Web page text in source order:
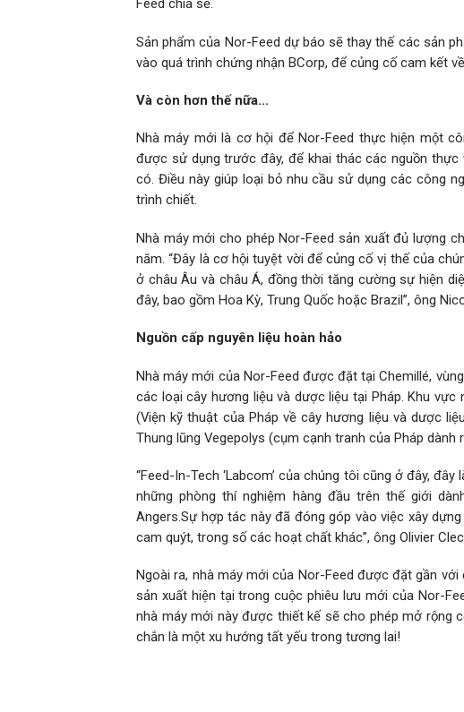
Feed chia sẻ.
Sản phẩm của Nor-Feed dự báo sẽ thay thế các sản
vào quá trình chứng nhận BCorp, để củng cố cam kết
Và còn hơn thế nữa…
Nhà máy mới là cơ hội để Nor-Feed thực hiện một
được sử dụng trước đây, để khai thác các nguồn
có. Điều này giúp loại bỏ nhu cầu sử dụng các công
trình chiết.
Nhà máy mới cho phép Nor-Feed sản xuất đủ lượng
năm. “Đây là cơ hội tuyệt vời để củng cố vị thế của
ở châu Âu và châu Á, đồng thời tăng cường sự hiện
đây, bao gồm Hoa Kỳ, Trung Quốc hoặc Brazil”, ông
Nguồn cấp nguyên liệu hoàn hảo
Nhà máy mới của Nor-Feed được đặt tại Chemillé,
các loại cây hương liệu và dược liệu tại Pháp. Khu
(Viện kỹ thuật của Pháp về cây hương liệu và dược
Thung lũng Vegepolys (cụm cạnh tranh của Pháp dành
“Feed-In-Tech ‘Labcom’ của chúng tôi cũng ở đây,
những phòng thí nghiệm hàng đầu trên thế giới
Angers.Sự hợp tác này đã đóng góp vào việc xây
cam quýt, trong số các hoạt chất khác”, ông Olivier
Ngoài ra, nhà máy mới của Nor-Feed được đặt gần
sản xuất hiện tại trong cuộc phiêu lưu mới của Nor-
nhà máy mới này được thiết kế sẽ cho phép mở rộng
chắn là một xu hướng tất yếu trong tương lai!